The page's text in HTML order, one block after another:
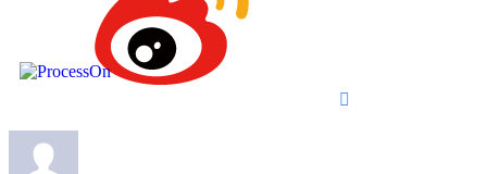
